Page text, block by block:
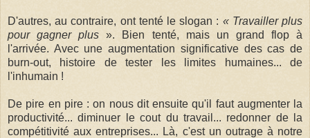
D'autres, au contraire, ont tenté le slogan : « Travailler plus
pour gagner plus ». Bien tenté, mais un grand flop à
l'arrivée. Avec une augmentation significative des cas de
burn-out, histoire de tester les limites humaines... de
l'inhumain !
De pire en pire : on nous dit ensuite qu'il faut augmenter la
productivité... diminuer le cout du travail... redonner de la
compétitivité aux entreprises... Là, c'est un outrage à notre